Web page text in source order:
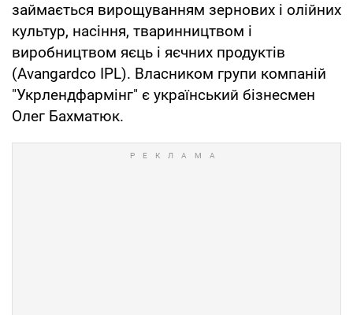
займається вирощуванням зернових і олійних
культур, насіння, тваринництвом і
виробництвом яєць і яєчних продуктів
(Avangardco IPL). Власником групи компаній
"Укрлендфармінг" є український бізнесмен
Олег Бахматюк.